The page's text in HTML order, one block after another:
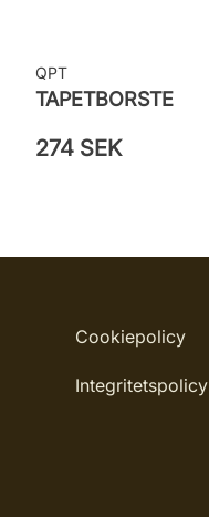
QPT
TAPETBORSTE
274 SEK
Cookiepolicy
Integritetspolicy